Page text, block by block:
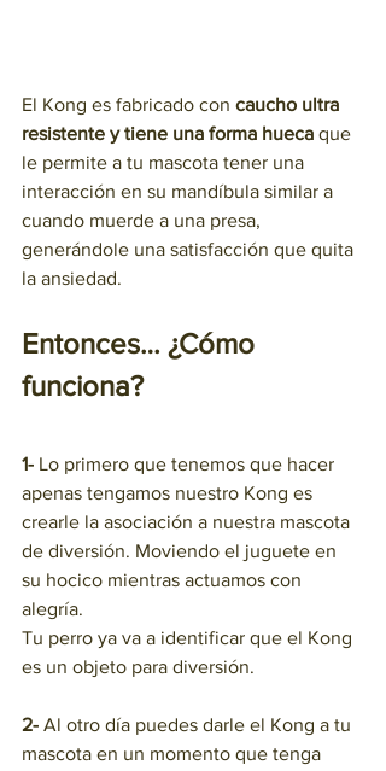
El Kong es fabricado con caucho ultra
resistente y tiene una forma hueca que
le permite a tu mascota tener una
interacción en su mandíbula similar a
cuando muerde a una presa,
generándole una satisfacción que quita
la ansiedad.
Entonces… ¿Cómo
funciona?
1- Lo primero que tenemos que hacer
apenas tengamos nuestro Kong es
crearle la asociación a nuestra mascota
de diversión. Moviendo el juguete en
su hocico mientras actuamos con
alegría.
Tu perro ya va a identificar que el Kong
es un objeto para diversión.
2- Al otro día puedes darle el Kong a tu
mascota en un momento que tenga